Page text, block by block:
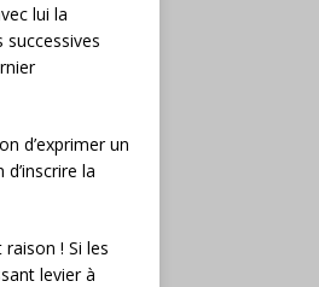
lui la
d’exprimer un
la
! Si les
levier à